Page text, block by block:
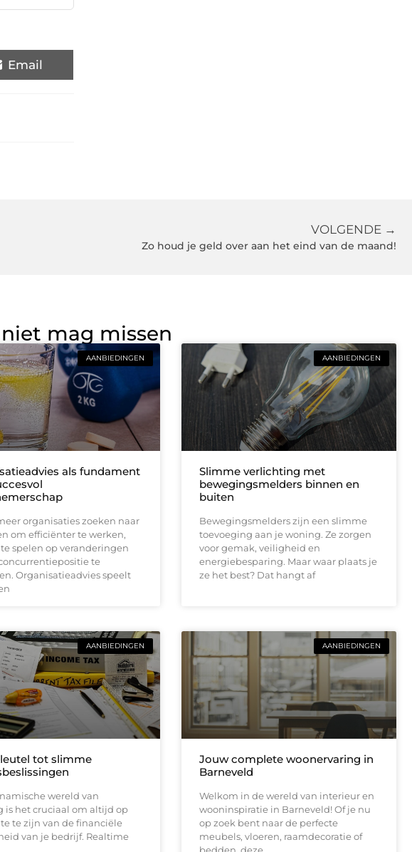
Email
VOLGENDE →
Zo houd je geld over aan het eind van de maand!
mag missen
AANBIEDINGEN
als fundament
organisaties zoeken naar
om efficiënter te werken,
spelen op veranderingen
te
Organisatieadvies speelt
AANBIEDINGEN
Slimme verlichting met
bewegingsmelders binnen en
buiten
Bewegingsmelders zijn een slimme
toevoeging aan je woning. Ze zorgen
voor gemak, veiligheid en
energiebesparing. Maar waar plaats je
ze het best? Dat hangt af
AANBIEDINGEN
tot slimme
wereld van
is het cruciaal om altijd op
te zijn van de financiële
van je bedrijf. Realtime
AANBIEDINGEN
Jouw complete woonervaring in
Barneveld
Welkom in de wereld van interieur en
wooninspiratie in Barneveld! Of je nu
op zoek bent naar de perfecte
meubels, vloeren, raamdecoratie of